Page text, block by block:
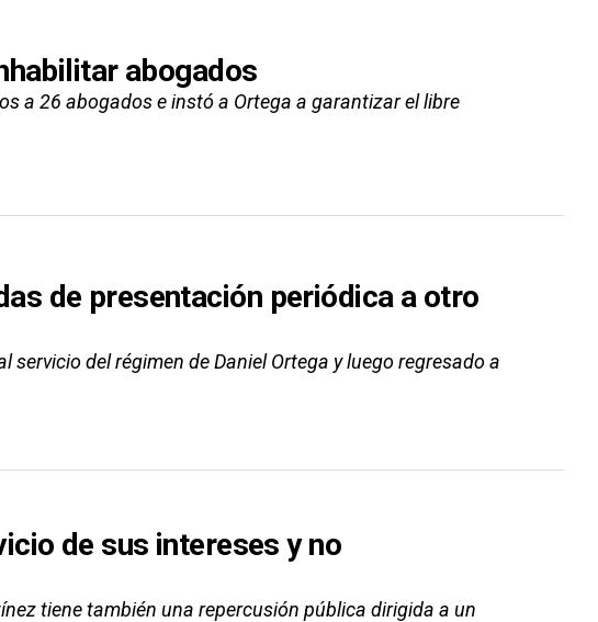
abogados
a 26 abogados e instó a Ortega a garantizar el libre
de presentación periódica a otro
del régimen de Daniel Ortega y luego regresado a
de sus intereses y no
tiene también una repercusión pública dirigida a un